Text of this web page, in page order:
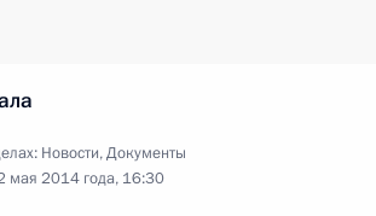
Новости,Документы
мая 2014 года, 16:30